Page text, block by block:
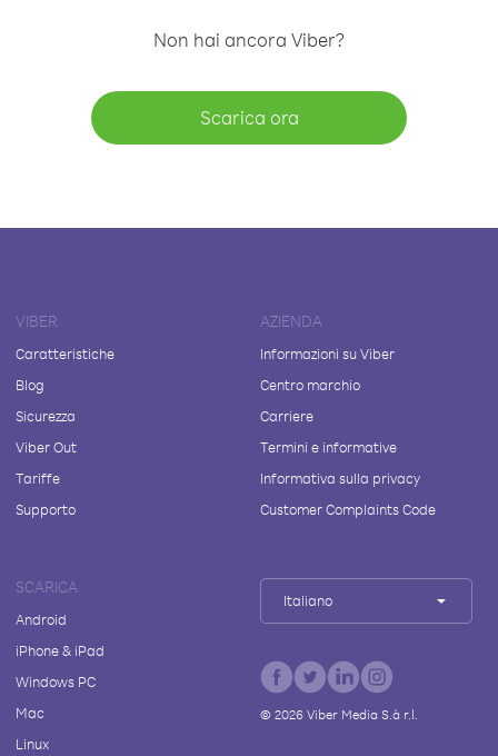
Non hai ancora Viber?
Scarica ora
VIBER
Caratteristiche
Blog
Sicurezza
Viber Out
Tariffe
Supporto
AZIENDA
Informazioni su Viber
Centro marchio
Carriere
Termini e informative
Informativa sulla privacy
Customer Complaints Code
SCARICA
Android
iPhone & iPad
Windows PC
Mac
Linux
Italiano
© 2026Viber Media S.à r.l.